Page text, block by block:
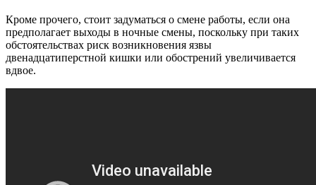
Кроме прочего, стоит задуматься о смене работы, если она
предполагает выходы в ночные смены, поскольку при таких
обстоятельствах риск возникновения язвы
двенадцатиперстной кишки или обострений увеличивается
вдвое.